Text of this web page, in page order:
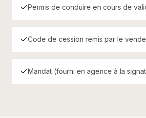
Permis de conduire en cours de
Code de cession remis par le
Mandat (fourni en agence à la